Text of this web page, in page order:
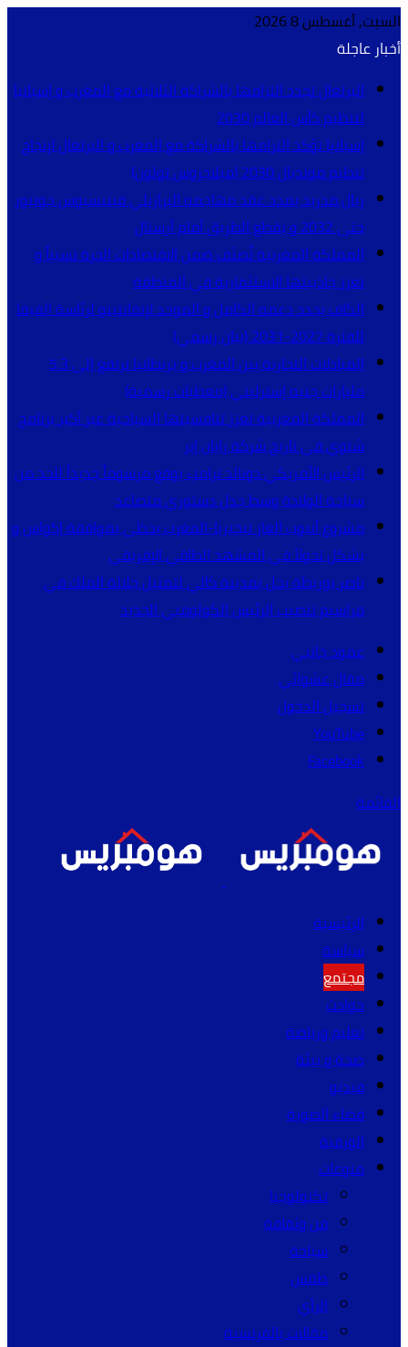
السبت, أغسطس 8 2026
أخبار عاجلة
البرتغال تجدد التزامها بالشراكة الثلاثية مع المغرب و إسبانيا
لتنظيم كأس العالم 2030
إسبانيا تؤكد التزامها بالشراكة مع المغرب و البرتغال لإنجاح
تنظيم مونديال 2030 (ميلاجروس تولون)
ريال مدريد يمدد عقد مهاجمه البرازيلي فينيسيوس جونيور
حتى 2032 و يقطع الطريق أمام أرسنال
المملكة المغربية تُصنّف ضمن الاقتصادات الحرة نسبياً و
تعزز جاذبيتها الاستثمارية في المنطقة
الكاف يجدد دعمه الكامل و الموحد لإنفانتينو لرئاسة الفيفا
للفترة 2027-2031 (بيان رسمي)
المبادلات التجارية بين المغرب و بريطانيا ترتفع إلى 5.3
مليارات جنيه إسترليني (معطيات رسمية)
المملكة المغربية تعزز تنافسيتها السياحية عبر أكبر برنامج
شتوي في تاريخ شركة رايان إير
الرئيس الأمريكي دونالد ترامب يوقع مرسوماً جديداً للحد من
سياحة الولادة وسط جدل دستوري متصاعد
مشروع أنبوب الغاز نيجيريا-المغرب يحظى بموافقة إكواس و
يشكل تحولاً في المشهد الطاقي الإفريقي
ناصر بوريطة يحل بمدينة كالي لتمثيل جلالة الملك في
مراسيم تنصيب الرئيس الكولومبي الجديد
عمود جانبي
مقال عشوائي
تسجيل الدخول
YouTube
Facebook
القائمة
الرئيسية
سياسة
مجتمع
حوادث
تعليم ورياضة
صحة و بيئة
فيديو
فضاء الصورة
الورقية
منوعات
تكنولوجيا
فن وثقافة
سياحة
طقس
الرأي
مقالات بالفرنسية